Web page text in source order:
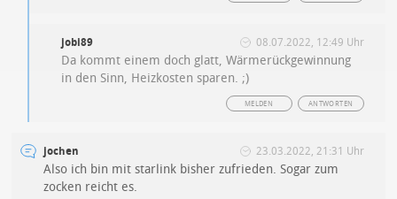
jobi89 08.07.2022, 12:49 Uhr
Da kommt einem doch glatt, Wärmerückgewinnung
in den Sinn, Heizkosten sparen. ;)
ANTWORTEN
MELDEN
jochen 23.03.2022, 21:31 Uhr
Also ich bin mit starlink bisher zufrieden. Sogar zum
zocken reicht es.